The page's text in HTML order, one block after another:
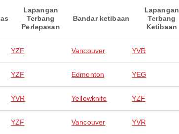
Lapangan
Terbang
Perlepasan
Bandar ketibaan
Lapangan
Terbang
Ketibaan
YZF Vancouver YVR
YZF Edmonton YEG
YVR Yellowknife YZF
YZF Vancouver YVR